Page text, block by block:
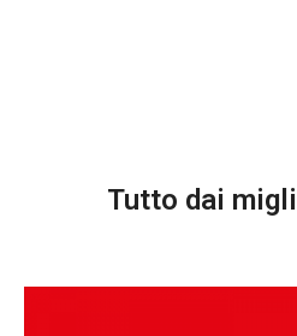
Tutto dai